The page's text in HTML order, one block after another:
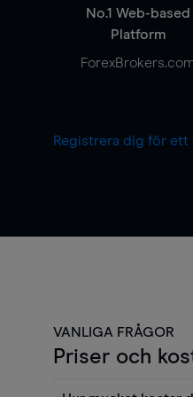
No.1 Web-based
Platform
Registrera dig för
VANLIGA FRÅGOR
Priser och